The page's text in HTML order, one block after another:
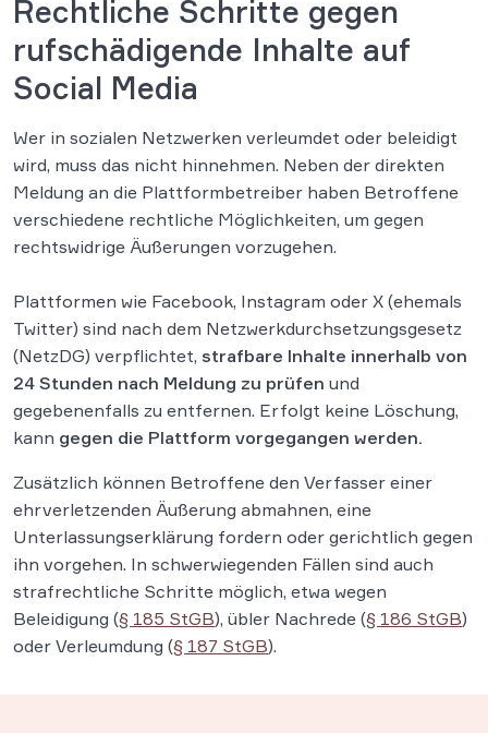
Rechtliche Schritte gegen
rufschädigende Inhalte auf
Social Media
Wer in sozialen Netzwerken verleumdet oder beleidigt
wird, muss das nicht hinnehmen. Neben der direkten
Meldung an die Plattformbetreiber haben Betroffene
verschiedene rechtliche Möglichkeiten, um gegen
rechtswidrige Äußerungen vorzugehen.
Plattformen wie Facebook, Instagram oder X (ehemals
Twitter) sind nach dem Netzwerkdurchsetzungsgesetz
(NetzDG) verpflichtet, strafbare Inhalte innerhalb von
24 Stunden nach Meldung zu prüfen und
gegebenenfalls zu entfernen. Erfolgt keine Löschung,
kann gegen die Plattform vorgegangen werden.
Zusätzlich können Betroffene den Verfasser einer
ehrverletzenden Äußerung abmahnen, eine
Unterlassungserklärung fordern oder gerichtlich gegen
ihn vorgehen. In schwerwiegenden Fällen sind auch
strafrechtliche Schritte möglich, etwa wegen
Beleidigung (§ 185 StGB), übler Nachrede (§ 186 StGB)
oder Verleumdung (§ 187 StGB).